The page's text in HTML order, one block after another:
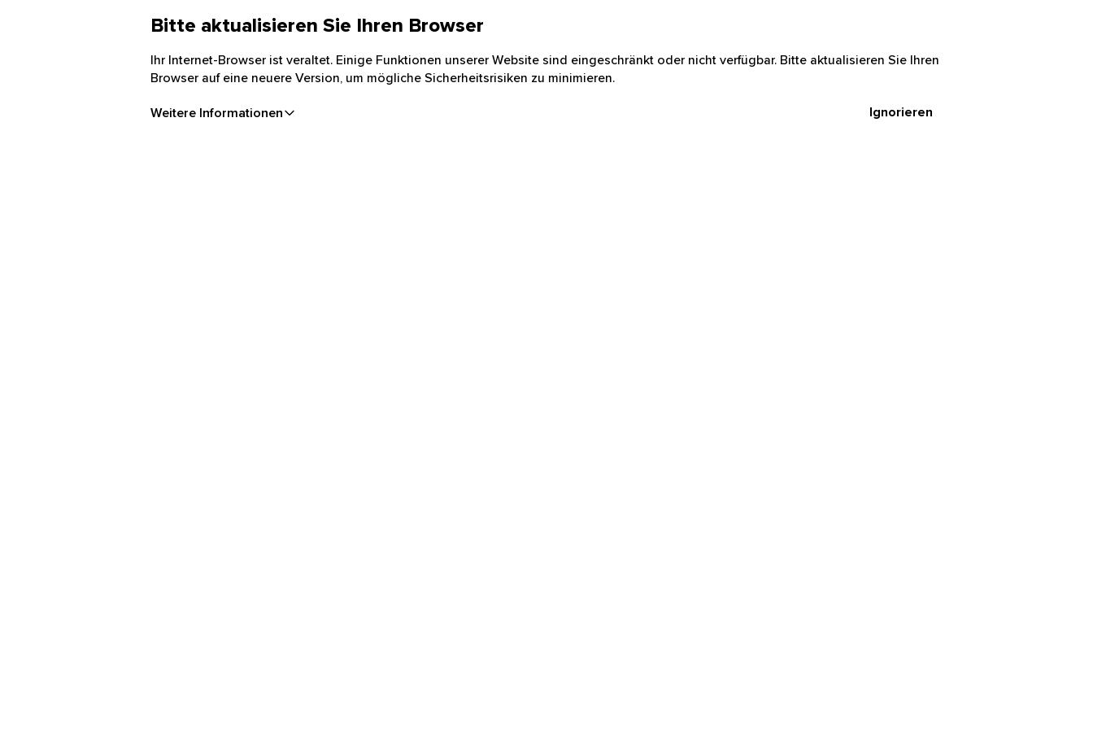
Bitte aktualisieren Sie Ihren Browser
Ihr Internet-Browser ist veraltet. Einige Funktionen unserer Website sind eingeschränkt oder nicht verfügbar. Bitte aktualisieren Sie Ihren
Browser auf eine neuere Version, um mögliche Sicherheitsrisiken zu minimieren.
Weitere Informationen Ignorieren